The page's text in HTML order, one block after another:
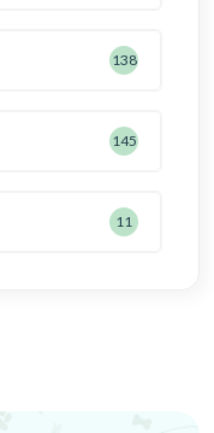
138
145
11